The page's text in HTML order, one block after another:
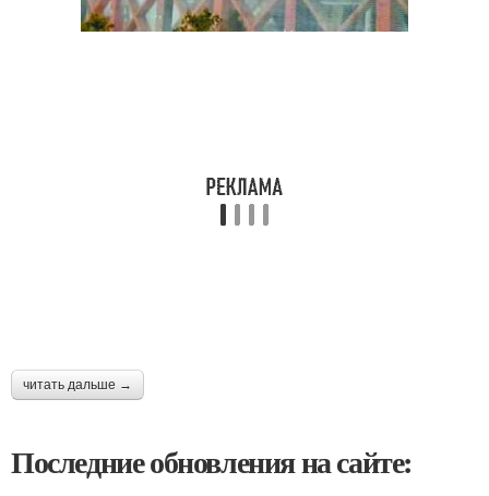
читать дальше →
Последние обновления на сайте: